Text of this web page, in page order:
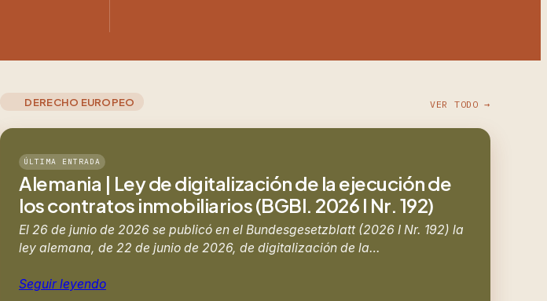
DERECHO EUROPEO VER TODO →
ÚLTIMA ENTRADA
Alemania | Ley de digitalización de la ejecución de
los contratos inmobiliarios (BGBl. 2026 I Nr. 192)
El 26 de junio de 2026 se publicó en el Bundesgesetzblatt (2026 I Nr. 192) la
ley alemana, de 22 de junio de 2026, de digitalización de la…
Seguir leyendo